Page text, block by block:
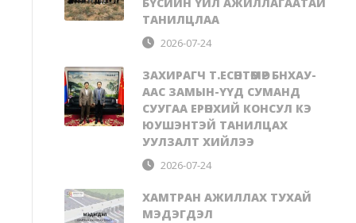
ТАНИЛЦЛАА
2026-07-24
ЗАХИРАГЧ Т.ЕСӨНТӨМӨР БНХАУ-
ААС ЗАМЫН-ҮҮД СУМАНД
СУУГАА ЕРӨНХИЙ КОНСУЛ КЭ
ЮУШЭНТЭЙ ТАНИЛЦАХ
УУЛЗАЛТ ХИЙЛЭЭ
2026-07-24
ХАМТРАН АЖИЛЛАХ ТУХАЙ
МЭДЭГДЭЛ